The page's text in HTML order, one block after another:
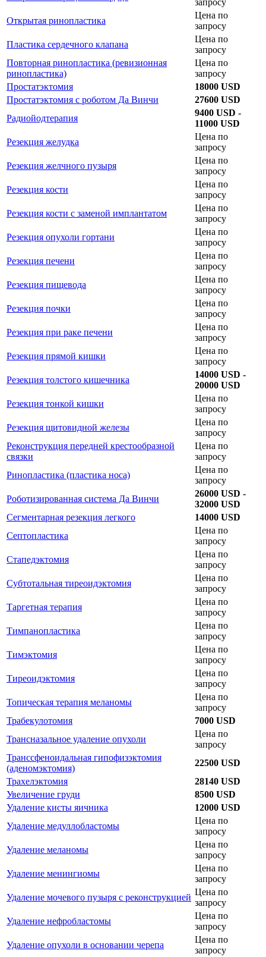
Открытая ринопластика
Цена по
запросу
Пластика сердечного клапана
Цена по
запросу
Повторная ринопластика (ревизионная
ринопластика)
Цена по
запросу
Простатэктомия
18000 USD
Простатэктомия с роботом Да Винчи
27600 USD
Радиойодтерапия
9400 USD -
11000 USD
Резекция желудка
Цена по
запросу
Резекция желчного пузыря
Цена по
запросу
Резекция кости
Цена по
запросу
Резекция кости с заменой имплантатом
Цена по
запросу
Резекция опухоли гортани
Цена по
запросу
Резекция печени
Цена по
запросу
Резекция пищевода
Цена по
запросу
Резекция почки
Цена по
запросу
Резекция при раке печени
Цена по
запросу
Резекция прямой кишки
Цена по
запросу
Резекция толстого кишечника
14000 USD -
20000 USD
Резекция тонкой кишки
Цена по
запросу
Резекция щитовидной железы
Цена по
запросу
Реконструкция передней крестообразной
связки
Цена по
запросу
Ринопластика (пластика носа)
Цена по
запросу
Роботизированная система Да Винчи
26000 USD -
32000 USD
Сегментарная резекция легкого
14000 USD
Септопластика
Цена по
запросу
Стапедэктомия
Цена по
запросу
Субтотальная тиреоидэктомия
Цена по
запросу
Таргетная терапия
Цена по
запросу
Тимпанопластика
Цена по
запросу
Тимэктомия
Цена по
запросу
Тиреоидэктомия
Цена по
запросу
Топическая терапия меланомы
Цена по
запросу
Трабекулотомия
7000 USD
Трансназальное удаление опухоли
Цена по
запросу
Транссфеноидальная гипофизэктомия
(аденомэктомия)
22500 USD
Трахелэктомия
28140 USD
Увеличение груди
8500 USD
Удаление кисты яичника
12000 USD
Удаление медуллобластомы
Цена по
запросу
Удаление меланомы
Цена по
запросу
Удаление менингиомы
Цена по
запросу
Удаление мочевого пузыря с реконструкцией
Цена по
запросу
Удаление нефробластомы
Цена по
запросу
Удаление опухоли в основании черепа
Цена по
запросу